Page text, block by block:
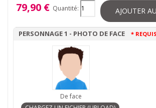
79,90 € Quantité: AJOUTER
PERSONNAGE 1 - PHOTO DE FACE * REQUIS
De face